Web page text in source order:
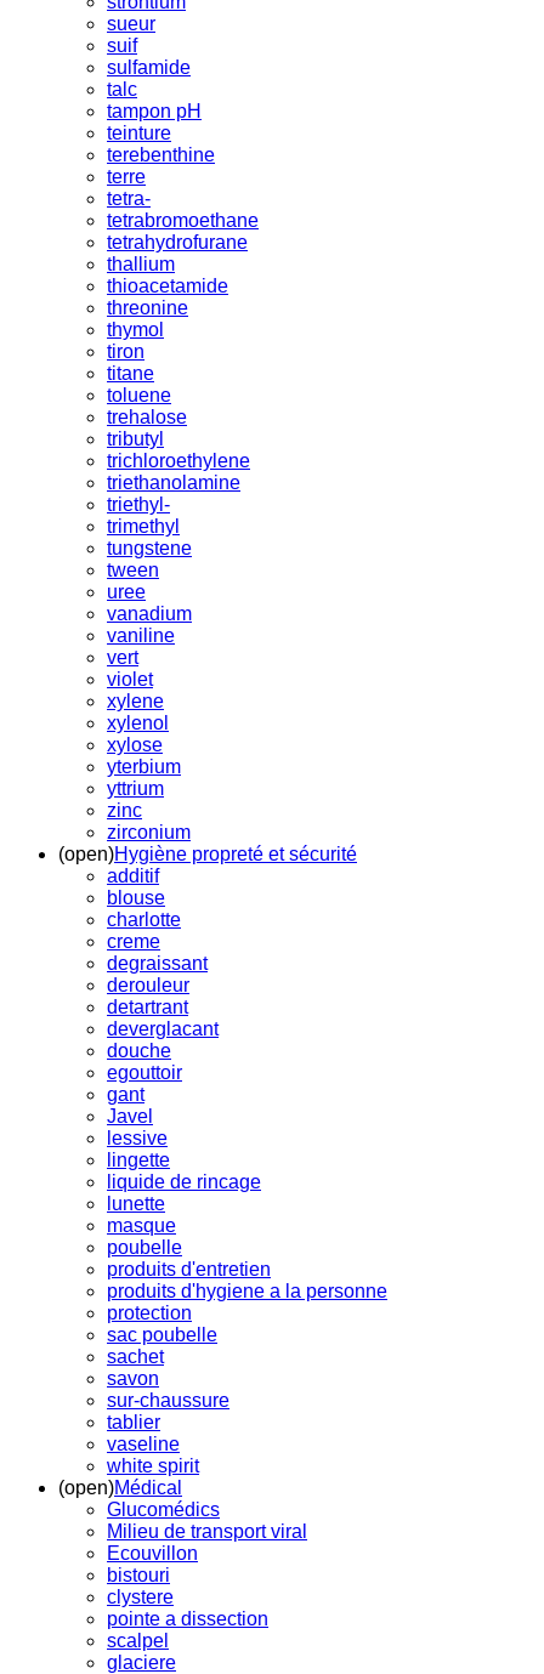
sueur
suif
sulfamide
talc
tampon pH
teinture
terebenthine
terre
tetra-
tetrabromoethane
tetrahydrofurane
thallium
thioacetamide
threonine
thymol
tiron
titane
toluene
trehalose
tributyl
trichloroethylene
triethanolamine
triethyl-
trimethyl
tungstene
tween
uree
vanadium
vaniline
vert
violet
xylene
xylenol
xylose
yterbium
yttrium
zinc
zirconium
(open)Hygiène propreté et sécurité
additif
blouse
charlotte
creme
degraissant
derouleur
detartrant
deverglacant
douche
egouttoir
gant
Javel
lessive
lingette
liquide de rincage
lunette
masque
poubelle
produits d'entretien
produits d'hygiene a la personne
protection
sac poubelle
sachet
savon
sur-chaussure
tablier
vaseline
white spirit
(open)Médical
Glucomédics
Milieu de transport viral
Ecouvillon
bistouri
clystere
pointe a dissection
scalpel
glaciere